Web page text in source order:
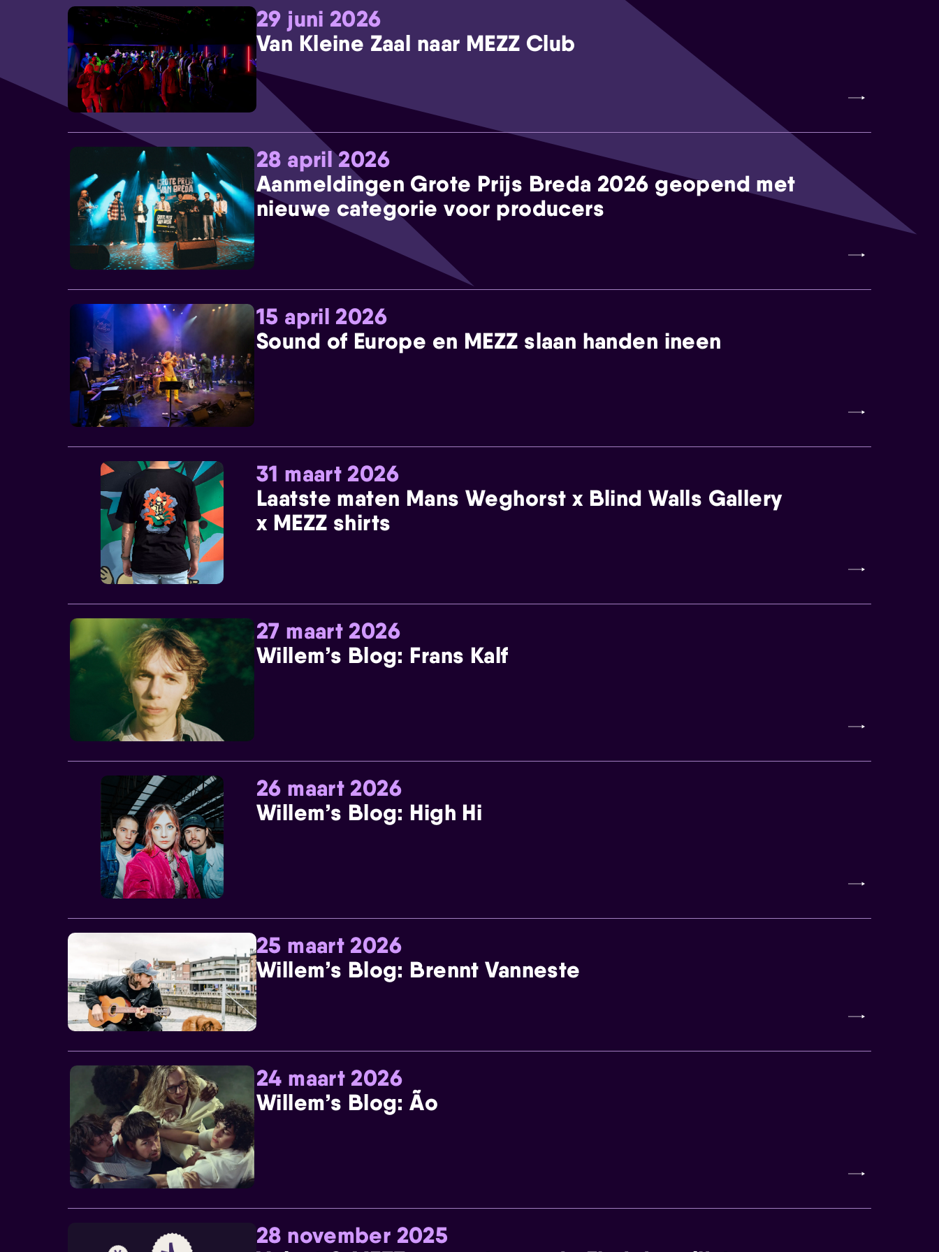
29 juni 2026
Van Kleine Zaal naar MEZZ Club
28 april 2026
Aanmeldingen Grote Prijs Breda 2026 geopend met
nieuwe categorie voor producers
15 april 2026
Sound of Europe en MEZZ slaan handen ineen
31 maart 2026
Laatste maten Mans Weghorst x Blind Walls Gallery
x MEZZ shirts
27 maart 2026
Willem’s Blog: Frans Kalf
26 maart 2026
Willem’s Blog: High Hi
25 maart 2026
Willem’s Blog: Brennt Vanneste
24 maart 2026
Willem’s Blog: Ão
28 november 2025